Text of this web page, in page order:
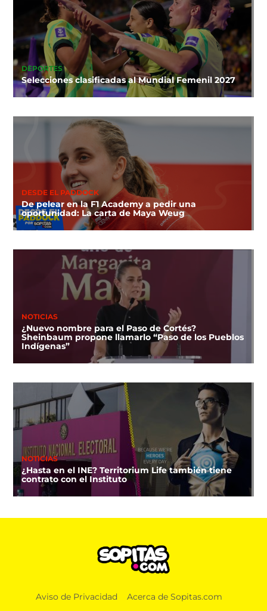
DEPORTES
Selecciones clasificadas al Mundial Femenil 2027
DESDE EL PADDOCK
De pelear en la F1 Academy a pedir una
oportunidad: La carta de Maya Weug
NOTICIAS
¿Nuevo nombre para el Paso de Cortés?
Sheinbaum propone llamarlo “Paso de los Pueblos
Indígenas”
NOTICIAS
¿Hasta en el INE? Territorium Life también tiene
contrato con el Instituto
Aviso de Privacidad Acerca de Sopitas.com